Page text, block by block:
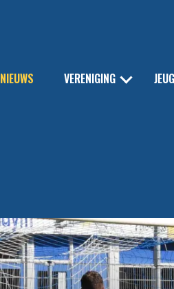
NIEUWS VERENIGING